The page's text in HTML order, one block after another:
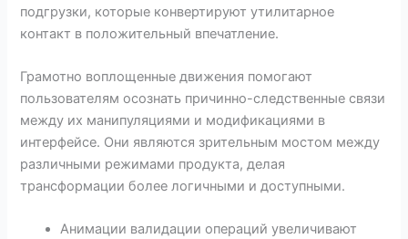
подгрузки, которые конвертируют утилитарное
контакт в положительный впечатление.
Грамотно воплощенные движения помогают
пользователям осознать причинно-следственные связи
между их манипуляциями и модификациями в
интерфейсе. Они являются зрительным мостом между
различными режимами продукта, делая
трансформации более логичными и доступными.
Анимации валидации операций увеличивают